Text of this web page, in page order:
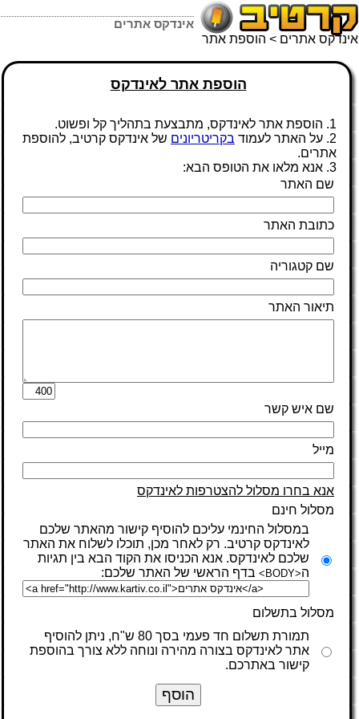
אינדקס אתרים
אינדקס אתרים > הוספת אתר
הוספת אתר לאינדקס
1. הוספת אתר לאינדקס, מתבצעת בתהליך קל ופשוט.
2. על האתר לעמוד
בקריטריונים של אינדקס קרטיב, להוספת
אתרים.
3. אנא מלאו את הטופס הבא:
שם האתר
כתובת האתר
שם קטגוריה
תיאור האתר
שם איש קשר
מייל
אנא בחרו מסלול להצטרפות לאינדקס
מסלול חינם
במסלול החינמי עליכם להוסיף קישור מהאתר שלכם
לאינדקס קרטיב. רק לאחר מכן, תוכלו לשלוח את האתר
שלכם לאינדקס. אנא הכניסו את הקוד הבא בין תגיות
ה<BODY> בדף הראשי של האתר שלכם:
מסלול בתשלום
תמורת תשלום חד פעמי בסך 80 ש"ח, ניתן להוסיף
אתר לאינדקס בצורה מהירה ונוחה ללא צורך בהוספת
קישור באתרכם.